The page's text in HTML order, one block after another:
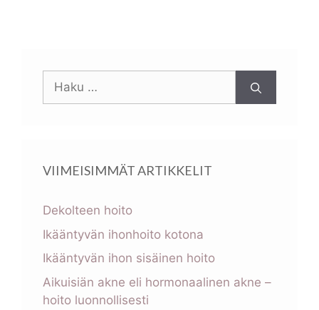
Haku:
VIIMEISIMMÄT ARTIKKELIT
Dekolteen hoito
Ikääntyvän ihonhoito kotona
Ikääntyvän ihon sisäinen hoito
Aikuisiän akne eli hormonaalinen akne –
hoito luonnollisesti